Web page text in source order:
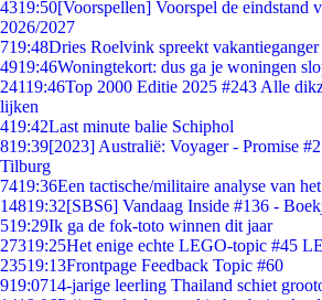
4319:50[Voorspellen] Voorspel de eindstand
2026/2027
719:48Dries Roelvink spreekt
4919:46Woningtekort: dus ga je woningen
24119:46Top 2000 Editie 2025 #243 Alle
lijken
419:42Last minute balie Schiphol
819:39[2023] Australië: Voyager - Promise
Tilburg
7419:36Een tactische/militaire analyse van
14819:32[SBS6] Vandaag Inside #136 -
519:29Ik ga de fok-toto winnen dit jaar
27319:25Het enige echte LEGO-topic #45
23519:13Frontpage Feedback Topic #60
919:0714-jarige leerling Thailand schiet